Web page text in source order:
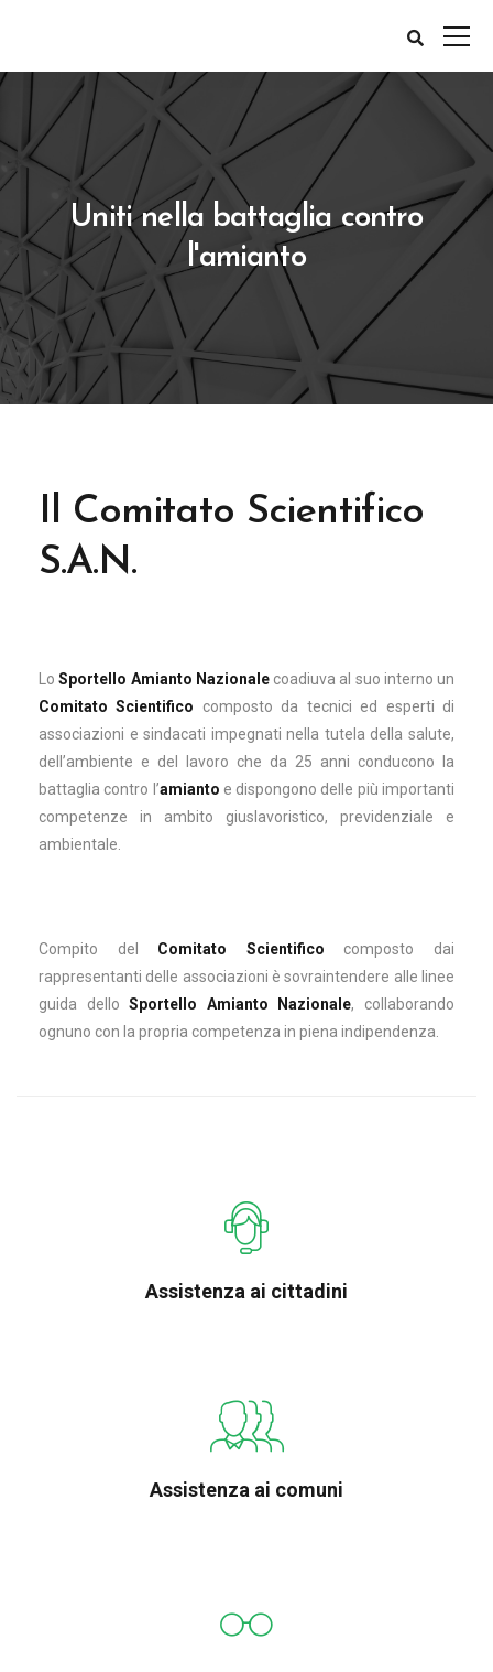
Uniti nella battaglia contro
l'amianto
Il Comitato Scientifico
S.A.N.
LoSportello Amianto Nazionalecoadiuva al suo interno un
Comitato Scientifico composto da tecnici ed esperti di
associazioni e sindacati impegnati nella tutela della salute,
dell’ambiente e del lavoro che da 25 anni conducono la
battaglia contro l’amianto e dispongono delle più importanti
competenze in ambito giuslavoristico, previdenziale e
ambientale.
Compito del Comitato Scientifico composto dai
rappresentanti delle associazioni è sovraintendere alle linee
guida delloSportello Amianto Nazionale, collaborando
ognuno con la propria competenza in piena indipendenza.
Assistenza ai cittadini
Assistenza ai comuni